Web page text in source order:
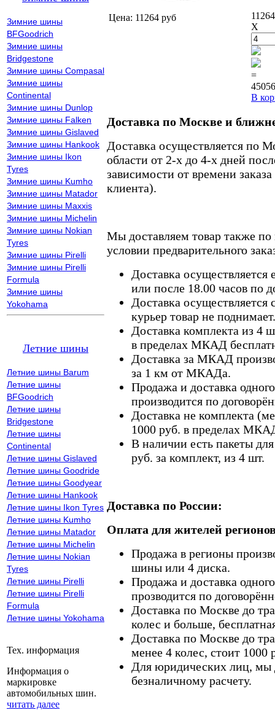
Зимние шины
BFGoodrich
Зимние шины
Bridgestone
Зимние шины Compasal
Зимние шины
Continental
Зимние шины Dunlop
Зимние шины Falken
Зимние шины Gislaved
Зимние шины Hankook
Зимние шины Ikon
Tyres
Зимние шины Kumho
Зимние шины Matador
Зимние шины Maxxis
Зимние шины Michelin
Зимние шины Nokian
Tyres
Зимние шины Pirelli
Зимние шины Pirelli
Formula
Зимние шины
Yokohama
Летние шины
Летние шины Barum
Летние шины
BFGoodrich
Летние шины
Bridgestone
Летние шины
Continental
Летние шины Gislaved
Летние шины Goodride
Летние шины Goodyear
Летние шины Hankook
Летние шины Ikon Tyres
Летние шины Kumho
Летние шины Matador
Летние шины Michelin
Летние шины Nokian
Tyres
Летние шины Pirelli
Летние шины Pirelli
Formula
Летние шины Yokohama
Тех. информация
Информация о
маркировке
автомобильных шин.
читать далее
Цена: 11264 руб
X
=
В
Доставка по Москве и
Доставка осуществляется по
области от 2-х до 4-х дней
зависимости от времени
клиента).
Мы доставляем товар также
условии предварительного
Доставка осуществляется
или после 18.00 часов по
Доставка осуществляется
курьер товар не поднимает.
Доставка комплекта из 4
в пределах МКАД
Доставка за МКАД
за 1 км от МКАДа.
Продажа и доставка
производится по
Доставка не комплекта
1000 руб. в пределах
В наличии есть пакеты
руб. за комплект, из 4 шт.
Доставка по России:
Оплата для жителей
Продажа в регионы
шины или 4 диска.
Продажа и доставка
прозводится по
Доставка по Москве до
колес и больше,
Доставка по Москве до
менее 4 колес, стоит 1000
Для юридических лиц, мы
безналичному расчету.